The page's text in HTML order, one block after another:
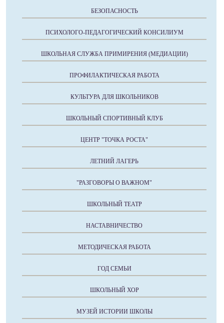
БЕЗОПАСНОСТЬ
ПСИХОЛОГО-ПЕДАГОГИЧЕСКИЙ КОНСИЛИУМ
ШКОЛЬНАЯ СЛУЖБА ПРИМИРЕНИЯ (МЕДИАЦИИ)
ПРОФИЛАКТИЧЕСКАЯ РАБОТА
КУЛЬТУРА ДЛЯ ШКОЛЬНИКОВ
ШКОЛЬНЫЙ СПОРТИВНЫЙ КЛУБ
ЦЕНТР "ТОЧКА РОСТА"
ЛЕТНИЙ ЛАГЕРЬ
"РАЗГОВОРЫ О ВАЖНОМ"
ШКОЛЬНЫЙ ТЕАТР
НАСТАВНИЧЕСТВО
МЕТОДИЧЕСКАЯ РАБОТА
ГОД СЕМЬИ
ШКОЛЬНЫЙ ХОР
МУЗЕЙ ИСТОРИИ ШКОЛЫ